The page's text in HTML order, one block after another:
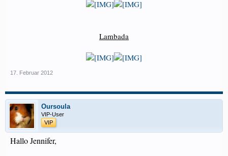
Lambada
17. Februar 2012
Oursoula
VIP-User
VIP
Hallo Jennifer,